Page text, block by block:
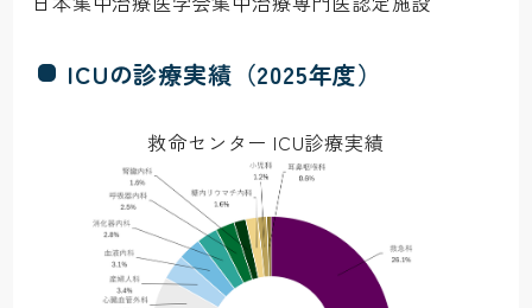
ICUの診療実績（2025年度）
救命センター ICU診療実績